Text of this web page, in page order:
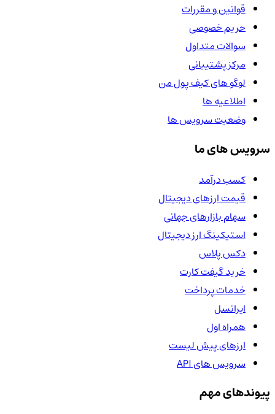
قوانین و مقررات
حریم خصوصی
سوالات متداول
مرکز پشتیبانی
لوگو های کیف پول من
اطلاعیه ها
وضعیت سرویس ها
سرویس های ما
کسب درآمد
قیمت ارزهای دیجیتال
سهام بازارهای جهانی
استیکینگ ارز دیجیتال
دکس پلاس
خرید گیفت کارت
خدمات پرداخت
ایرانسل
همراه اول
ارزهای پیش لیست
سرویس های API
پیوندهای مهم